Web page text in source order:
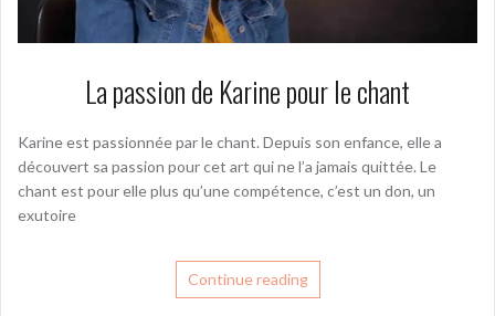
La passion de Karine pour le chant
Karine est passionnée par le chant. Depuis son enfance, elle a
découvert sa passion pour cet art qui ne l’a jamais quittée. Le
chant est pour elle plus qu’une compétence, c’est un don, un
exutoire
Continue reading